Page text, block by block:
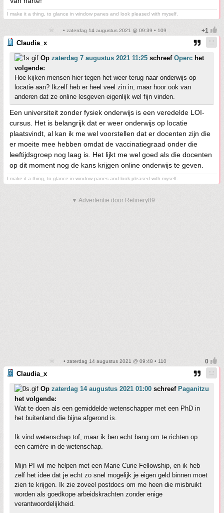
I make it a thing, to glance in window panes and look pleased with myself.
• zaterdag 14 augustus 2021 @ 09:39 • 109
Claudia_x
Op zaterdag 7 augustus 2021 11:25 schreef Operc het
volgende:
Hoe kijken mensen hier tegen het weer terug naar onderwijs op
locatie aan? Ikzelf heb er heel veel zin in, maar hoor ook van
anderen dat ze online lesgeven eigenlijk wel fijn vinden.
Een universiteit zonder fysiek onderwijs is een veredelde LOI-
cursus. Het is belangrijk dat er weer onderwijs op locatie
plaatsvindt, al kan ik me wel voorstellen dat er docenten zijn die
er moeite mee hebben omdat de vaccinatiegraad onder die
leeftijdsgroep nog laag is. Het lijkt me wel goed als die docenten
op dit moment nog de kans krijgen online onderwijs te geven.
I make it a thing, to glance in window panes and look pleased with myself.
▼ Advertentie door Refinery89
• zaterdag 14 augustus 2021 @ 09:48 • 110
Claudia_x
Op zaterdag 14 augustus 2021 01:00 schreef Paganitzu
het volgende:
Wat te doen als een gemiddelde wetenschapper met een PhD in
het buitenland die bijna afgerond is.
Ik vind wetenschap tof, maar ik ben echt bang om te richten op
een carrière in de wetenschap.
Mijn PI wil me helpen met een Marie Curie Fellowship, en ik heb
zelf het idee dat je echt zo snel mogelijk je eigen geld binnen moet
zien te krijgen. Ik zie zoveel postdocs om me heen die misbruikt
worden als goedkope arbeidskrachten zonder enige
verantwoordelijkheid.